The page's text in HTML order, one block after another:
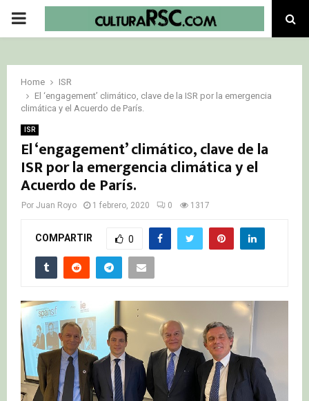
PRIMARY
Home
ISR
El ‘engagement’ climático, clave de la ISR por la emergencia
climática y el Acuerdo de París.
ISR
El ‘engagement’ climático, clave de la
ISR por la emergencia climática y el
Acuerdo de París.
Por Juan Royo 1 febrero, 2020 0 1317
COMPARTIR 0